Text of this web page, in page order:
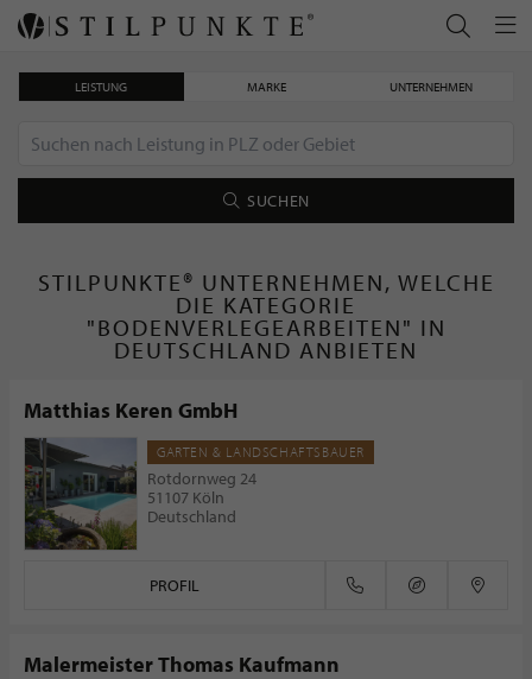
LEISTUNG MARKE UNTERNEHMEN
SUCHEN
STILPUNKTE® UNTERNEHMEN, WELCHE
DIE KATEGORIE
"BODENVERLEGEARBEITEN" IN
DEUTSCHLAND ANBIETEN
Matthias Keren GmbH
GARTEN & LANDSCHAFTSBAUER
Rotdornweg 24
51107 Köln
Deutschland
PROFIL
Malermeister Thomas Kaufmann